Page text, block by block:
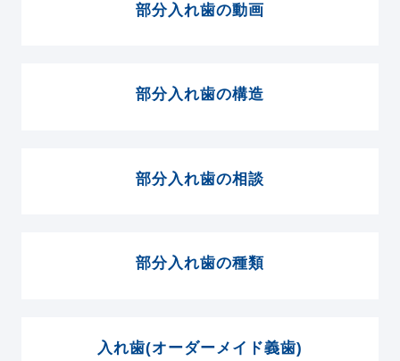
部分入れ歯の動画
部分入れ歯の構造
部分入れ歯の相談
部分入れ歯の種類
入れ歯(オーダーメイド義歯)